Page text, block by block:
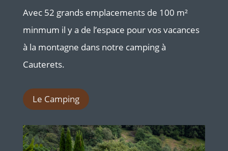
Avec 52 grands emplacements de 100 m²
minmum il y a de l’espace pour vos vacances
à la montagne dans notre camping à
Cauterets.
Le Camping